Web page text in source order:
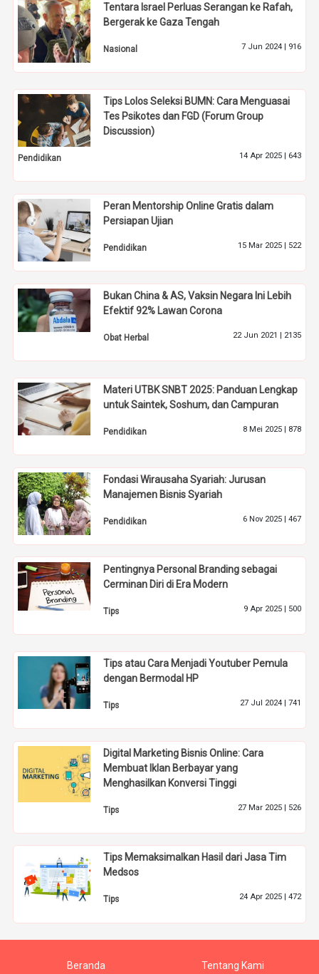
Tentara Israel Perluas Serangan ke Rafah,
Bergerak ke Gaza Tengah
Nasional 7 Jun 2024 | 916
Tips Lolos Seleksi BUMN: Cara Menguasai
Tes Psikotes dan FGD (Forum Group
Discussion)
Pendidikan 14 Apr 2025 | 643
Peran Mentorship Online Gratis dalam
Persiapan Ujian
Pendidikan 15 Mar 2025 | 522
Bukan China & AS, Vaksin Negara Ini Lebih
Efektif 92% Lawan Corona
Obat Herbal 22 Jun 2021 | 2135
Materi UTBK SNBT 2025: Panduan Lengkap
untuk Saintek, Soshum, dan Campuran
Pendidikan 8 Mei 2025 | 878
Fondasi Wirausaha Syariah: Jurusan
Manajemen Bisnis Syariah
Pendidikan 6 Nov 2025 | 467
Pentingnya Personal Branding sebagai
Cerminan Diri di Era Modern
Tips 9 Apr 2025 | 500
Tips atau Cara Menjadi Youtuber Pemula
dengan Bermodal HP
Tips 27 Jul 2024 | 741
Digital Marketing Bisnis Online: Cara
Membuat Iklan Berbayar yang
Menghasilkan Konversi Tinggi
Tips 27 Mar 2025 | 526
Tips Memaksimalkan Hasil dari Jasa Tim
Medsos
Tips 24 Apr 2025 | 472
Beranda Tentang Kami